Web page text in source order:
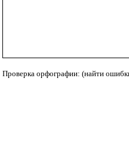
Проверка орфографии: (найти